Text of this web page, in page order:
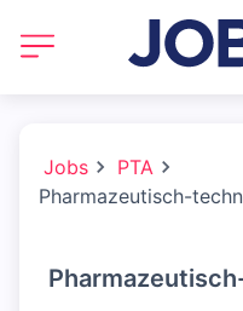
Jobs
PTA
Pharmazeutisch-